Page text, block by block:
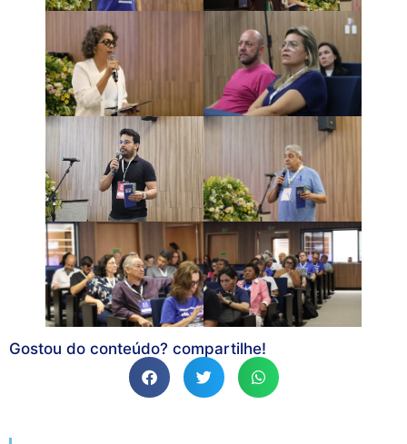
Gostou do conteúdo? compartilhe!